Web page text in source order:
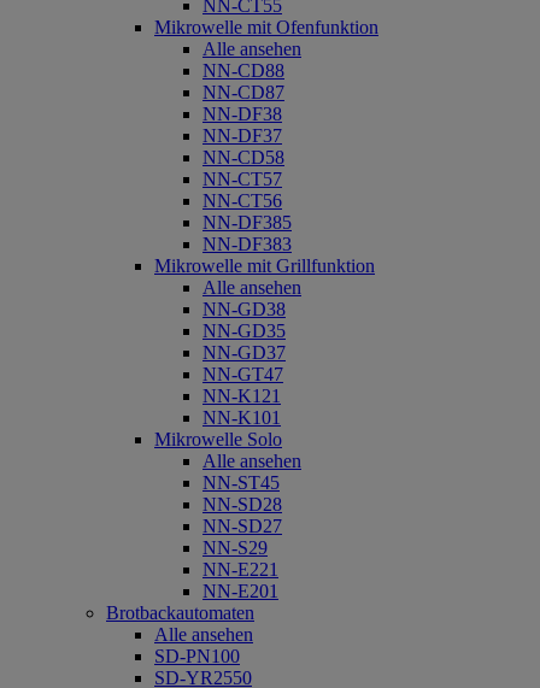
NN-CT55
Mikrowelle mit Ofenfunktion
Alle ansehen
NN-CD88
NN-CD87
NN-DF38
NN-DF37
NN-CD58
NN-CT57
NN-CT56
NN-DF385
NN-DF383
Mikrowelle mit Grillfunktion
Alle ansehen
NN-GD38
NN-GD35
NN-GD37
NN-GT47
NN-K121
NN-K101
Mikrowelle Solo
Alle ansehen
NN-ST45
NN-SD28
NN-SD27
NN-S29
NN-E221
NN-E201
Brotbackautomaten
Alle ansehen
SD-PN100
SD-YR2550